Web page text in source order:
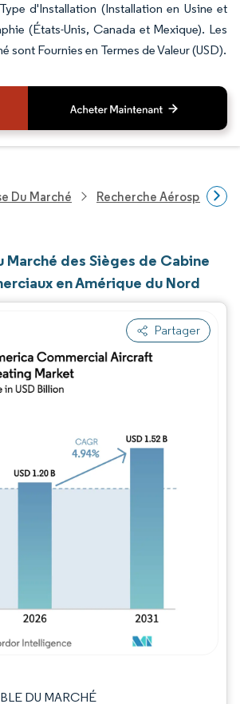
d'Installation (Installation en Usine et
(États-Unis, Canada et Mexique). Les
sont Fournies en Termes de Valeur (USD).
Du Marché Recherche Aérospatiale
Marché des Sièges de Cabine
en Amérique du Nord
Partager
DU MARCHÉ